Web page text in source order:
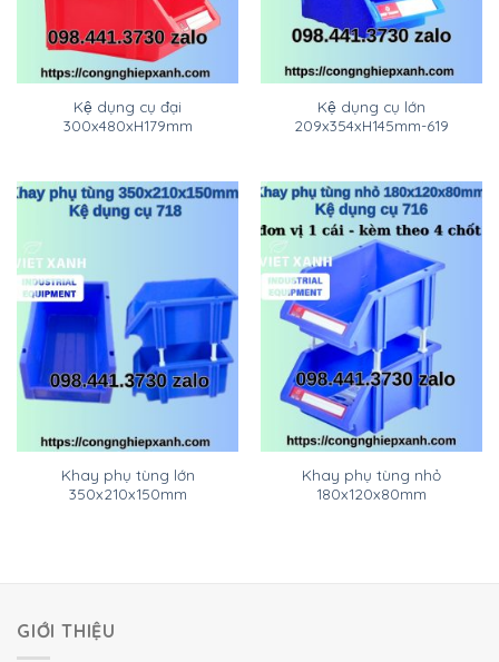
Kệ dụng cụ đại
300x480xH179mm
Kệ dụng cụ lớn
209x354xH145mm-619
Khay phụ tùng lớn
350x210x150mm
Khay phụ tùng nhỏ
180x120x80mm
GIỚI THIỆU